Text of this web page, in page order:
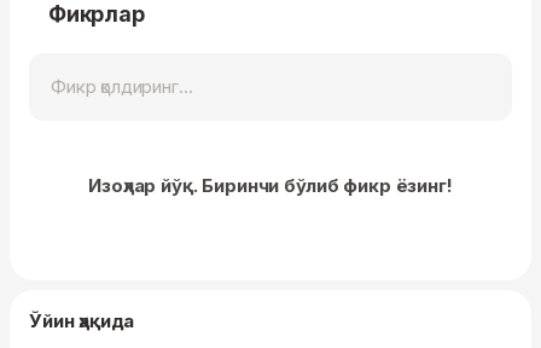
Фикрлар
Изоҳлар йўқ. Биринчи бўлиб фикр ёзинг!
Ўйин ҳақида